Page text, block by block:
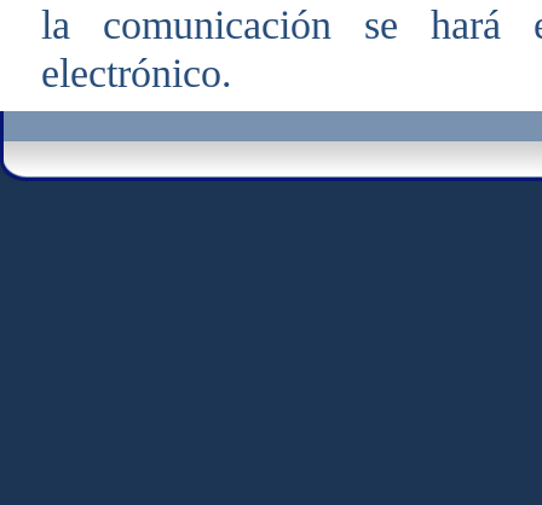
la comunicación se hará
electrónico.